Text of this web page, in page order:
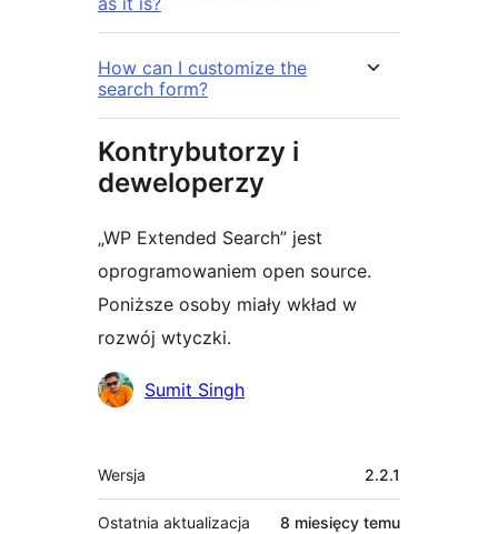
How can I customize the
search form?
Kontrybutorzy i
deweloperzy
„WP Extended Search” jest
oprogramowaniem open source.
Poniższe osoby miały wkład w
rozwój wtyczki.
Zaangażowani
Sumit Singh
Meta
Wersja 2.2.1
Ostatnia aktualizacja 8 miesięcy temu